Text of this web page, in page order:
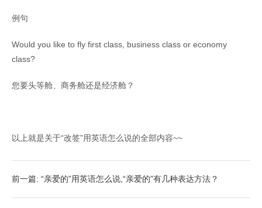
例句
Would you like to fly first class, business class or economy
class?
您要头等舱、商务舱还是经济舱？
以上就是关于“改签”用英语怎么说的全部内容~~
前一篇: “亲爱的”用英语怎么说,“亲爱的”有几种表达方法？